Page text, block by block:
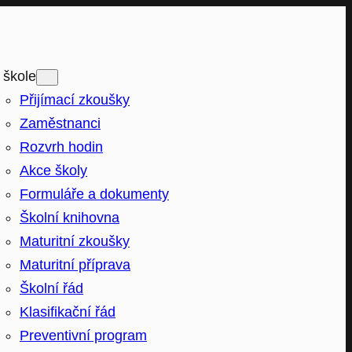
škole
Přijímací zkoušky
Zaměstnanci
Rozvrh hodin
Akce školy
Formuláře a dokumenty
Školní knihovna
Maturitní zkoušky
Maturitní příprava
Školní řád
Klasifikační řád
Preventivní program